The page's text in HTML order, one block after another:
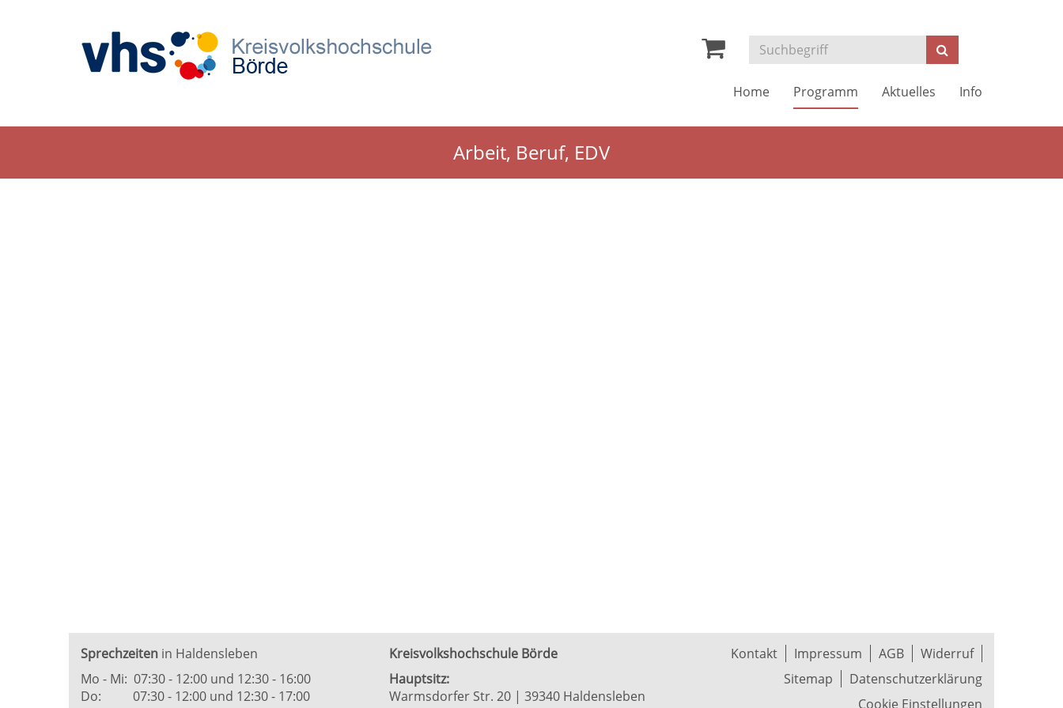
Kurse
suchen
Suchen
Home Programm Aktuelles Info
Arbeit, Beruf, EDV
Sprechzeiten in Haldensleben
Mo - Mi: 07:30 - 12:00 und 12:30 - 16:00
Do: 07:30 - 12:00 und 12:30 - 17:00
Kreisvolkshochschule Börde
Hauptsitz:
Warmsdorfer Str. 20 | 39340 Haldensleben
Kontakt Impressum AGB
Widerruf
Sitemap
Datenschutzerklärung
Cookie Einstellungen